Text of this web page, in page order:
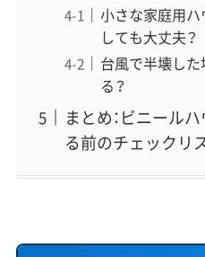
小さな家庭用ハ
しても大丈夫？
台風で半壊した
る？
まとめ：ビニール
る前のチェックリ